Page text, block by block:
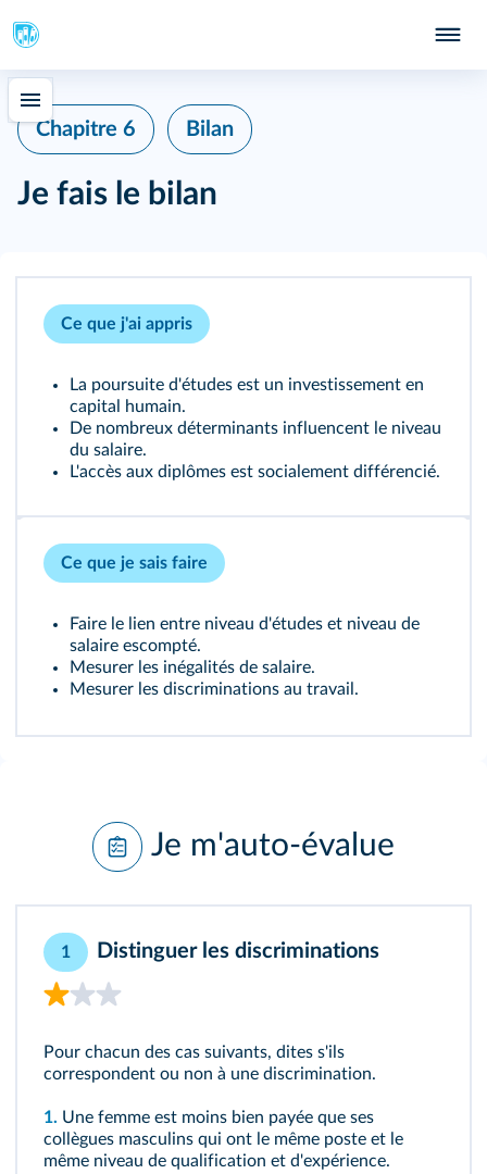
Chapitre 6 Bilan
Je fais le bilan
Ce que j'ai appris
La poursuite d'études est un investissement en
capital humain.
De nombreux déterminants influencent le niveau
du salaire.
L'accès aux diplômes est socialement différencié.
Ce que je sais faire
Faire le lien entre niveau d'études et niveau de
salaire escompté.
Mesurer les inégalités de salaire.
Mesurer les discriminations au travail.
Je m'auto-évalue
1 Distinguer les discriminations
Pour chacun des cas suivants, dites s'ils
correspondent ou non à une discrimination.
1. Une femme est moins bien payée que ses
collègues masculins qui ont le même poste et le
même niveau de qualification et d'expérience.